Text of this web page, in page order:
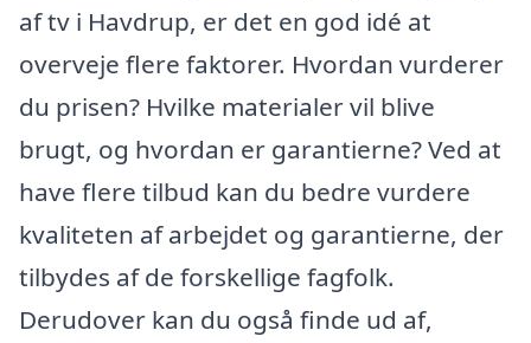
af tv i Havdrup, er det en god idé at
overveje flere faktorer. Hvordan vurderer
du prisen? Hvilke materialer vil blive
brugt, og hvordan er garantierne? Ved at
have flere tilbud kan du bedre vurdere
kvaliteten af arbejdet og garantierne, der
tilbydes af de forskellige fagfolk.
Derudover kan du også finde ud af,